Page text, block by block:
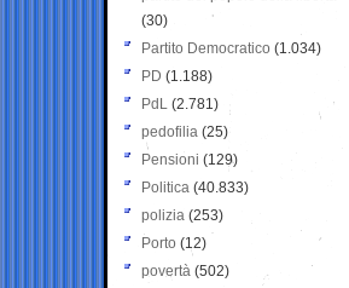
(30)
Partito Democratico (1.034)
PD (1.188)
PdL (2.781)
pedofilia (25)
Pensioni (129)
Politica (40.833)
polizia (253)
Porto (12)
povertà (502)